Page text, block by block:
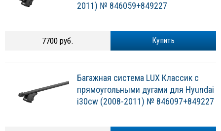
2011) № 846059+849227
Купить
7700 руб.
Багажная система LUX Классик с
прямоугольными дугами для Hyundai
i30cw (2008-2011) № 846097+849227